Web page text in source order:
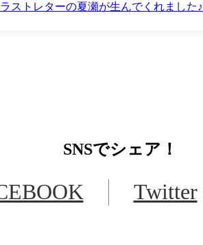
ストレターの夏瀬が生んでくれました♪
SNSでシェア！
Twitter